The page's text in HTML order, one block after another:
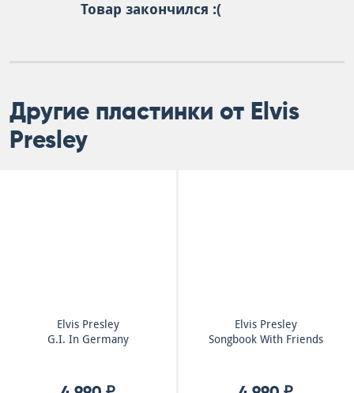
Товар закончился :(
Другие пластинки от Elvis
Presley
Elvis Presley
G.I. In Germany
Elvis Presley
Songbook With Friends